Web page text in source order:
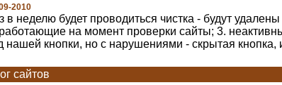
2010
в неделю будет проводиться чистка - будут
на момент проверки сайты; 3.
нашей кнопки, но с нарушениями - скрытая
сайтов